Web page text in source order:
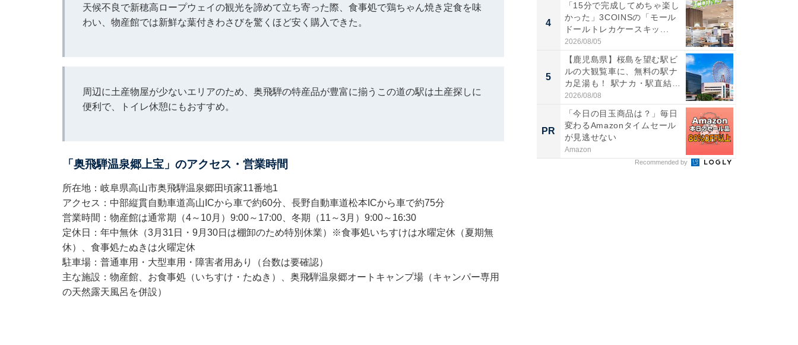
天候不良で新穂高ロープウェイの観光を諦めて立ち寄った際、食事処で鶏ちゃん焼き定食を味
わい、物産館では新鮮な葉付きわさびを驚くほど安く購入できた。
周辺に土産物屋が少ないエリアのため、奥飛騨の特産品が豊富に揃うこの道の駅は土産探しに
便利で、トイレ休憩にもおすすめ。
「奥飛騨温泉郷上宝」のアクセス・営業時間
所在地：岐阜県高山市奥飛騨温泉郷田頃家11番地1
アクセス：中部縦貫自動車道高山ICから車で約60分、長野自動車道松本ICから車で約75分
営業時間：物産館は通常期（4～10月）9:00～17:00、冬期（11～3月）9:00～16:30
定休日：年中無休（3月31日・9月30日は棚卸のため特別休業）※食事処いちすけは水曜定休（夏期無
休）、食事処たぬきは火曜定休
駐車場：普通車用・大型車用・障害者用あり（台数は要確認）
主な施設：物産館、お食事処（いちすけ・たぬき）、奥飛騨温泉郷オートキャンプ場（キャンパー専用
の天然露天風呂を併設）
4
「15分で完成してめちゃ楽し
かった」3COINSの「モール
ドールトレカケースキッ...
2026/08/05
5
【鹿児島県】桜島を望む駅ビ
ルの大観覧車に、無料の駅ナ
カ足湯も！ 駅ナカ・駅直結
ス...
2026/08/08
PR
「今日の目玉商品は？」毎日
変わるAmazonタイムセール
が見逃せない
Amazon
Recommended by